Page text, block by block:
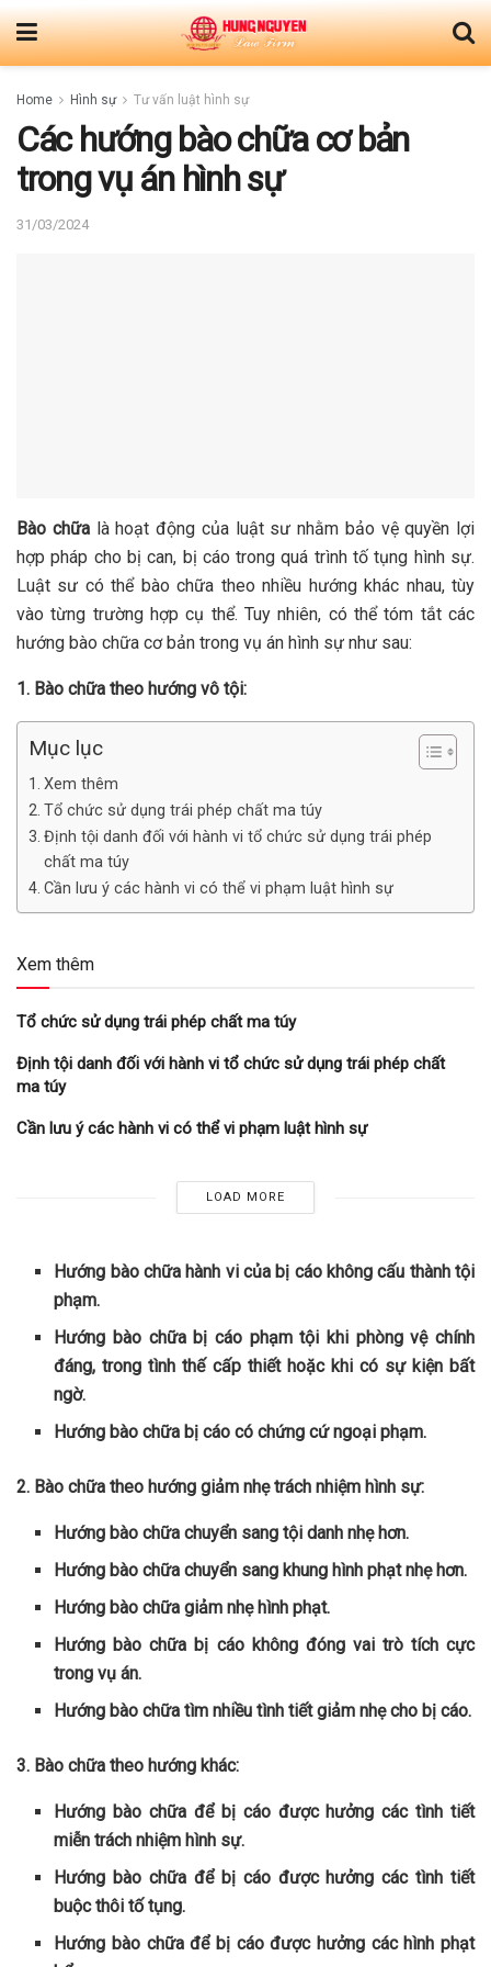
Home Hình sự Tư vấn luật hình sự
Các hướng bào chữa cơ bản
trong vụ án hình sự
31/03/2024
Bào chữalà hoạt động của luật sư nhằm bảo vệ quyền lợi
hợp pháp cho bị can, bị cáo trong quá trình tố tụng hình sự.
Luật sư có thể bào chữa theo nhiều hướng khác nhau, tùy
vào từng trường hợp cụ thể. Tuy nhiên, có thể tóm tắt các
hướng bào chữa cơ bản trong vụ án hình sự như sau:
1. Bào chữa theo hướng vô tội:
Mục lục
Xem thêm
Tổ chức sử dụng trái phép chất ma túy
Định tội danh đối với hành vi tổ chức sử dụng trái phép
chất ma túy
Cần lưu ý các hành vi có thể vi phạm luật hình sự
Xem thêm
Tổ chức sử dụng trái phép chất ma túy
Định tội danh đối với hành vi tổ chức sử dụng trái phép chất
ma túy
Cần lưu ý các hành vi có thể vi phạm luật hình sự
LOAD MORE
Hướng bào chữa hành vi của bị cáo không cấu thành tội
phạm.
Hướng bào chữa bị cáo phạm tội khi phòng vệ chính
đáng, trong tình thế cấp thiết hoặc khi có sự kiện bất
ngờ.
Hướng bào chữa bị cáo có chứng cứ ngoại phạm.
2. Bào chữa theo hướng giảm nhẹ trách nhiệm hình sự:
Hướng bào chữa chuyển sang tội danh nhẹ hơn.
Hướng bào chữa chuyển sang khung hình phạt nhẹ hơn.
Hướng bào chữa giảm nhẹ hình phạt.
Hướng bào chữa bị cáo không đóng vai trò tích cực
trong vụ án.
Hướng bào chữa tìm nhiều tình tiết giảm nhẹ cho bị cáo.
3. Bào chữa theo hướng khác:
Hướng bào chữa để bị cáo được hưởng các tình tiết
miễn trách nhiệm hình sự.
Hướng bào chữa để bị cáo được hưởng các tình tiết
buộc thôi tố tụng.
Hướng bào chữa để bị cáo được hưởng các hình phạt